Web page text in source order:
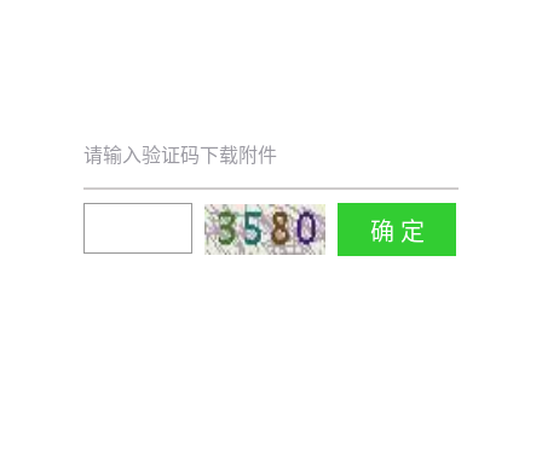
请输入验证码下载附件